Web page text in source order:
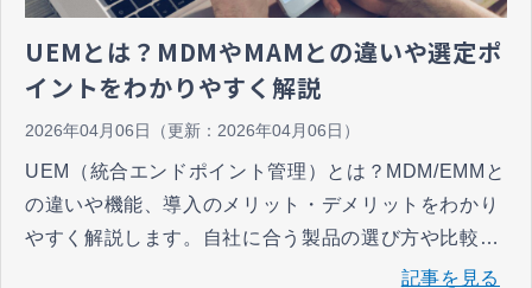
UEMとは？MDMやMAMとの違いや選定ポ
イントをわかりやすく解説
2026年04月06日 （更新： 2026年04月06日 ）
UEM（統合エンドポイント管理）とは？MDM/EMMと
の違いや機能、導入のメリット・デメリットをわかり
やすく解説します。自社に合う製品の選び方や比較ポ
イントも紹介します。端末管理の効率化とセキュリテ
記事を見る